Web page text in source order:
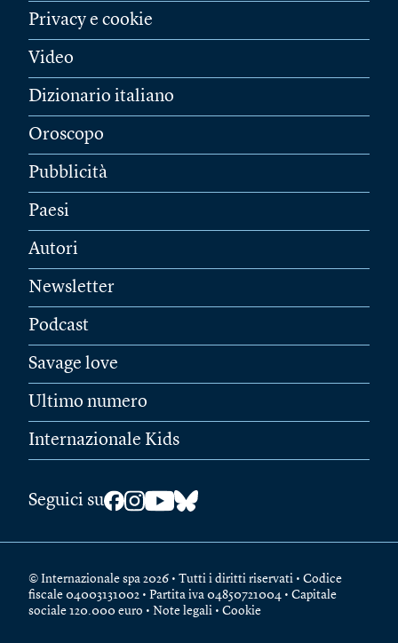
Privacy e cookie
Video
Dizionario italiano
Oroscopo
Pubblicità
Paesi
Autori
Newsletter
Podcast
Savage love
Ultimo numero
Internazionale Kids
Seguici su
© Internazionale spa 2026 • Tutti i diritti riservati • Codice
fiscale 04003131002 • Partita iva 04850721004 • Capitale
sociale 120.000 euro • Note legali • Cookie